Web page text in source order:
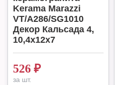
Kerama Marazzi
VT/A286/SG1010
Декор Кальсада 4,
10,4x12x7
526 ₽
за шт.